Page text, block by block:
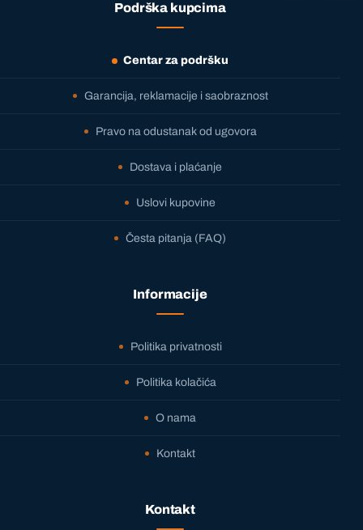
Podrška kupcima
Centar za podršku
Garancija, reklamacije i saobraznost
Pravo na odustanak od ugovora
Dostava i plaćanje
Uslovi kupovine
Česta pitanja (FAQ)
Informacije
Politika privatnosti
Politika kolačića
O nama
Kontakt
Kontakt